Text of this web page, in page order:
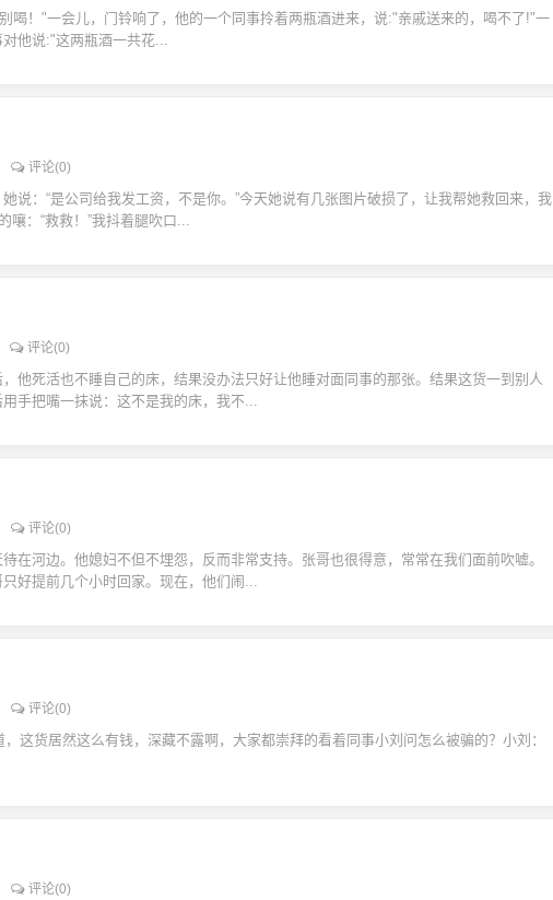
喝！"一会儿，门铃响了，他的一个同事拎着两瓶酒进来，说:"亲戚送来的，喝不了!"一
他说:"这两瓶酒一共花...
评论(0)
说：“是公司给我发工资，不是你。”今天她说有几张图片破损了，让我帮她救回来，我
嚷：“救救！”我抖着腿吹口...
评论(0)
他死活也不睡自己的床，结果没办法只好让他睡对面同事的那张。结果这货一到别人
手把嘴一抹说：这不是我的床，我不...
评论(0)
在河边。他媳妇不但不埋怨，反而非常支持。张哥也很得意，常常在我们面前吹嘘。
好提前几个小时回家。现在，他们闹...
评论(0)
这货居然这么有钱，深藏不露啊，大家都崇拜的看着同事小刘问怎么被骗的？小刘：
评论(0)